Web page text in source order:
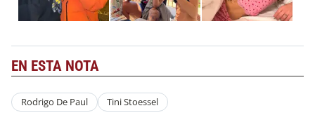
EN ESTA NOTA
Rodrigo De Paul Tini Stoessel